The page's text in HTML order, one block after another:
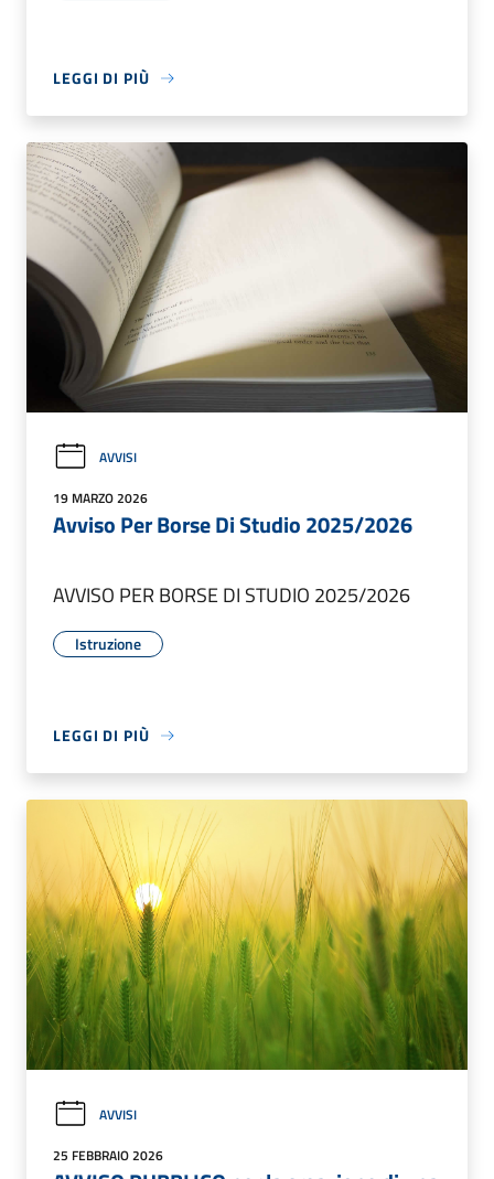
LEGGI DI PIÙ
AVVISI
19 MARZO 2026
Avviso Per Borse Di Studio 2025/2026
AVVISO PER BORSE DI STUDIO 2025/2026
Istruzione
LEGGI DI PIÙ
AVVISI
25 FEBBRAIO 2026